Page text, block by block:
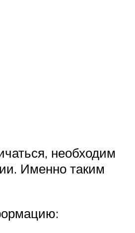
необходим
Именно таким